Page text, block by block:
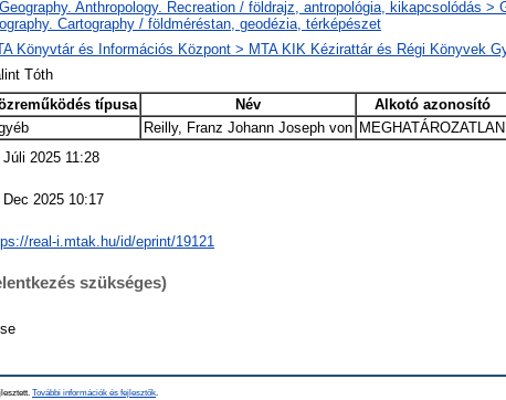
Anthropology. Recreation / földrajz, antropológia, kikapcsolódás >
Cartography / földméréstan, geodézia, térképészet
Könyvtár és Információs Központ > MTA KIK Kézirattár és Régi Könyvek
Tóth
típusa Név
Alkotó azonosító
Reilly, Franz Johann Joseph von MEGHATÁROZATLAN
Júli 2025 11:28
Dec 2025 10:17
real-i.mtak.hu/id/eprint/19121
szükséges)
További információk és fejlesztők